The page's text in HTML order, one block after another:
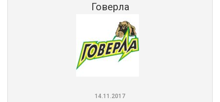
Говерла
14.11.2017